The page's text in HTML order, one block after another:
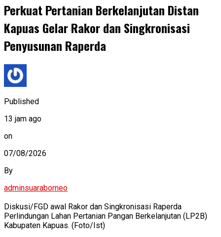
Perkuat Pertanian Berkelanjutan Distan
Kapuas Gelar Rakor dan Singkronisasi
Penyusunan Raperda
Published
13 jam ago
on
07/08/2026
By
adminsuaraborneo
Diskusi/FGD awal Rakor dan Singkronisasi Raperda
Perlindungan Lahan Pertanian Pangan Berkelanjutan (LP2B)
Kabupaten Kapuas. (Foto/Ist)